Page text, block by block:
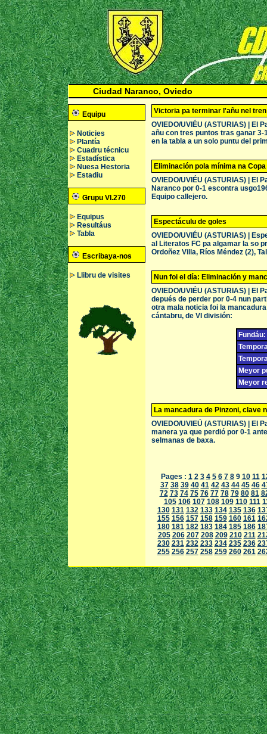
Ciudad Naranco, Oviedo
Equipu
Noticies
Plantía
Cuadru técnicu
Estadística
Nuesa Hestoria
Estadiu
Grupu VI.270
Equipus
Resultáus
Tabla
Escribaya-nos
Llibru de visites
Victoria pa terminar l'añu nel
OVIEDO/UVIÉU (ASTURIAS) | El
añu con tres puntos tras ganar
en la tabla a un solo puntu del
Eliminación pola mínima na Copa
OVIEDO/UVIÉU (ASTURIAS) | El
Naranco por 0-1 escontra
Equipo callejero.
Espectáculu de goles
OVIEDO/UVIÉU (ASTURIAS) |
al Literatos FC pa algamar la so
Ordoñez Villa, Ríos Méndez (2),
Nun foi el día: Eliminación y
OVIEDO/UVIÉU (ASTURIAS) | El
depués de perder por 0-4 nun
otra mala noticia foi la
cántabru, de VI división:
Meyor
Meyor
La mancadura de Pinzoni, clave
OVIEDO/UVIEÚ (ASTURIAS) | El
manera ya que perdió por 0-1
selmanas de baxa.
Pages : 1 2 3 4 5 6 7 89 10 11
37 38 39 40 41 42 43 44 45 46
72 73 74 75 76 77 78 79 80 81
105 106 107 108 109 110 111
130 131 132 133 134 135 136
155 156 157 158 159 160 161
180 181 182 183 184 185 186
205 206 207 208 209 210 211
230 231 232 233 234 235 236
255 256 257 258 259 260 261